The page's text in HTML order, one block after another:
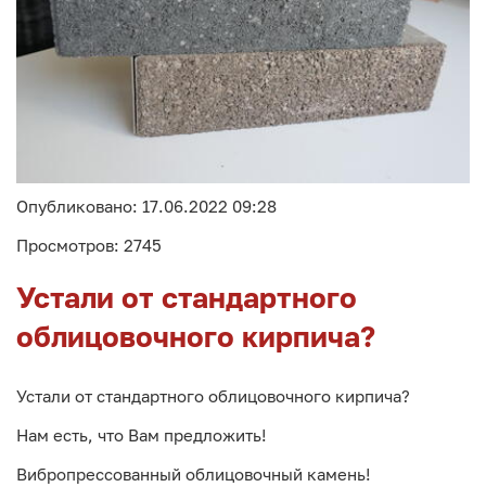
Опубликовано: 17.06.2022 09:28
Просмотров: 2745
Устали от стандартного
облицовочного кирпича?
Устали от стандартного облицовочного кирпича?
Нам есть, что Вам предложить!
Вибропрессованный облицовочный камень!